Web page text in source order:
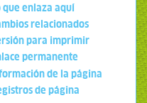
que enlaza aquí
relacionados
para imprimir
permanente
de la página
de página